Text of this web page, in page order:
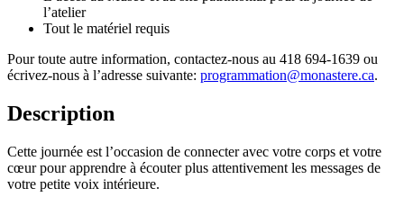
l’atelier
Tout le matériel requis
Pour toute autre information, contactez-nous au 418 694-1639 ou
écrivez-nous à l’adresse suivante: programmation@monastere.ca.
Description
Cette journée est l’occasion de connecter avec votre corps et votre
cœur pour apprendre à écouter plus attentivement les messages de
votre petite voix intérieure.